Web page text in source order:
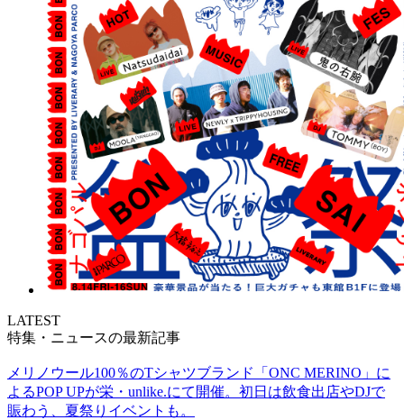
LATEST
特集・ニュースの最新記事
メリノウール100％のTシャツブランド「ONC MERINO」に
よるPOP UPが栄・unlike.にて開催。初日は飲食出店やDJで
賑わう、夏祭りイベントも。